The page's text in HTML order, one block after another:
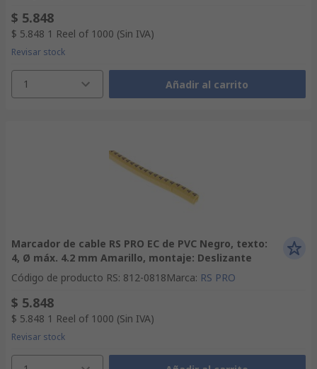
$ 5.848
$ 5.848 1 Reel of 1000 (Sin IVA)
Revisar stock
1 Añadir al carrito
Marcador de cable RS PRO EC de PVC Negro, texto:
4, Ø máx. 4.2 mm Amarillo, montaje: Deslizante
Código de producto RS: 812-0818Marca: RS PRO
$ 5.848
$ 5.848 1 Reel of 1000 (Sin IVA)
Revisar stock